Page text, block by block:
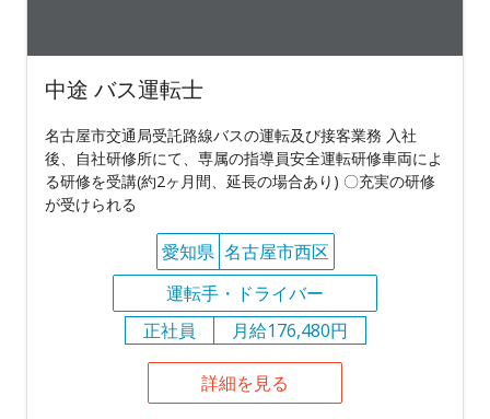
中途 バス運転士
名古屋市交通局受託路線バスの運転及び接客業務 入社
後、自社研修所にて、専属の指導員安全運転研修車両によ
る研修を受講(約2ヶ月間、延長の場合あり) 〇充実の研修
が受けられる
愛知県 名古屋市西区
運転手・ドライバー
正社員
月給176,480円
詳細を見る